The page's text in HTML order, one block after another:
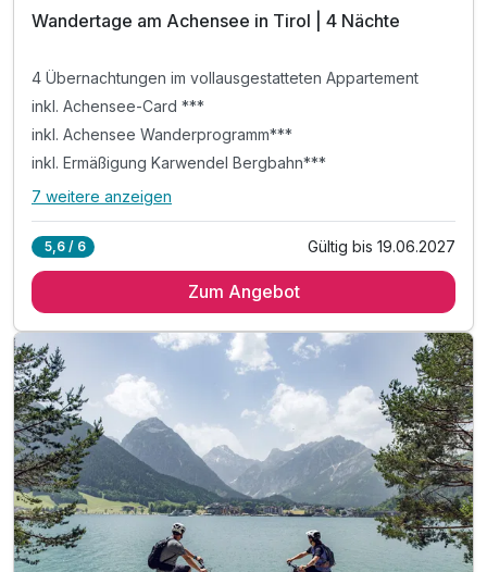
Wandertage am Achensee in Tirol | 4 Nächte
4 Übernachtungen im vollausgestatteten Appartement
inkl. Achensee-Card ***
inkl. Achensee Wanderprogramm***
inkl. Ermäßigung Karwendel Bergbahn***
Alle Inklusivleistungen
inkl. Achensee-Card ***
inkl. Ermäßigung Karwendel Bergbahn***
inkl. Nutzung Regio Busse***
Tipp: Brötchenservice auf Bestellung
Tipp: Pertisau - Feilalm - Gütenbergalm - Pertisau
Tipp: Themenweg "Besinnung am Achensee"
Tipp: Direkt am Karwendel-Naturschutzgebiet
ACHTUNG: Endreinigung & OT nicht inkludiert**
ACHTUNG: Aufpreis 3te & 4te Person*
7 weitere anzeigen
5,6 / 6 Gültig bis 19.06.2027
Zum Angebot